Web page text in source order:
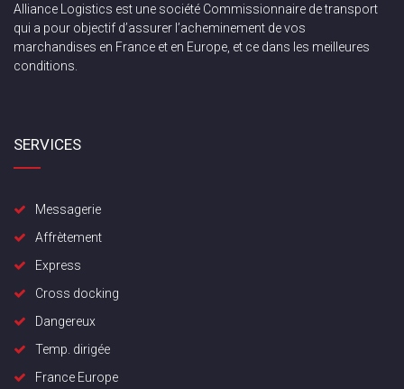
Alliance Logistics est une société Commissionnaire de transport
qui a pour objectif d’assurer l’acheminement de vos
marchandises en France et en Europe, et ce dans les meilleures
conditions.
SERVICES
Messagerie
Affrètement
Express
Cross docking
Dangereux
Temp. dirigée
France Europe